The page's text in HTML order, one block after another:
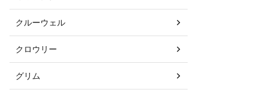
クルーウェル
クロウリー
グリム